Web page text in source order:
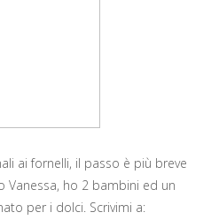
ai fornelli, il passo è più breve
Vanessa, ho 2 bambini ed un
per i dolci. Scrivimi a: